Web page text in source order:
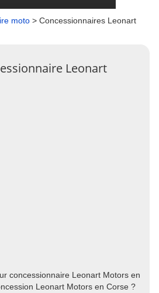
moto > Concessionnaires Leonart
Leonart
concessionnaire Leonart Motors en
Leonart Motors en Corse ?